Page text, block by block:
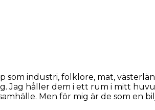
som industri, folklore, mat,
Jag håller dem i ett rum i mitt
Men för mig är de som en